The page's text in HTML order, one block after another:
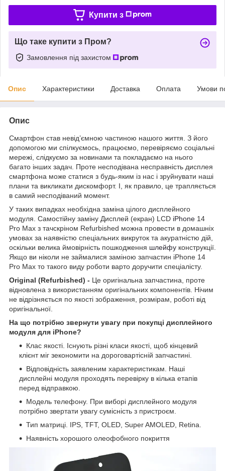
Купити з
Що таке купити з Пром?
Замовлення під захистом
Опис Характеристики Доставка Оплата Умови
Опис
Смартфон став невід’ємною частиною нашого життя. З його
допомогою ми спілкуємось, працюємо, перевіряємо соціальні
мережі, слідкуємо за новинами та покладаємо на нього
багато інших задач. Проте несподівана несправність дисплея
смартфона може статися з будь-яким із нас і зруйнувати наші
плани та викликати дискомфорт. І, як правило, це трапляється
в самий несподіваний момент.
У таких випадках необхідна заміна цілого дисплейного
модуля. Самостійну заміну Дисплей (екран) LCD iPhone 14
Pro Max з тачскріном Refurbished можна провести в домашніх
умовах за наявністю спеціальних викруток та акуратністю дій,
оскільки велика ймовірність пошкодження шлейфу конструкції.
Якщо ви ніколи не займалися заміною запчастин iPhone 14
Pro Max то такого виду роботи варто доручити спеціалісту.
Original (Refurbished) - Це оригінальна запчастина, проте
відновлена з використанням оригінальних компонентів. Нічим
не відрізняється по якості зображення, розмірам, роботі від
оригінальної.
На що потрібно звернути увагу при покупці дисплейного
модуля для iPhone?
Клас якості. Існують різні класи якості, щоб кінцевий
клієнт міг зекономити на дороговартісній запчастині.
Відповідність заявленим характеристикам. Наші
дисплейні модуля проходять перевірку в кілька етапів
перед відправкою.
Модель телефону. При виборі дисплейного модуля
потрібно звертати увагу сумісність з пристроєм.
Тип матриці. IPS, TFT, OLED, Super AMOLED, Retina.
Наявність хорошого олеофобного покриття